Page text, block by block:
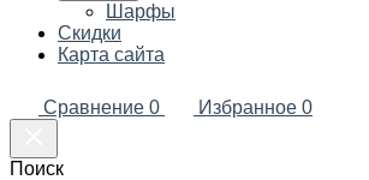
Шарфы
Скидки
Карта сайта
Сравнение 0 Избранное 0
Поиск